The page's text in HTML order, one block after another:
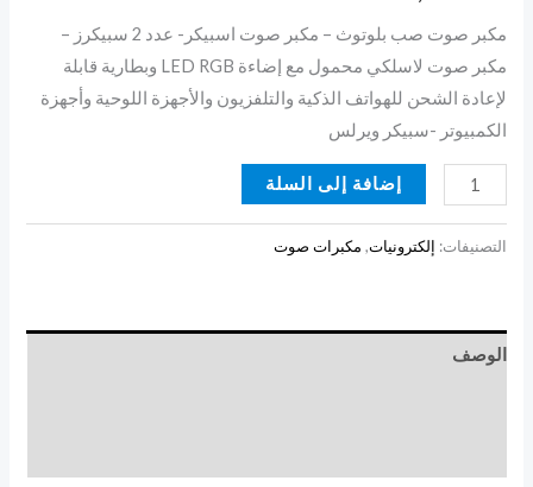
مكبر صوت صب بلوتوث – مكبر صوت اسبيكر- عدد 2 سبيكرز –
مكبر صوت لاسلكي محمول مع إضاءة LED RGB وبطارية قابلة
لإعادة الشحن للهواتف الذكية والتلفزيون والأجهزة اللوحية وأجهزة
الكمبيوتر -سبيكر ويرلس
إضافة إلى السلة
التصنيفات: إلكترونيات, مكبرات صوت
الوصف